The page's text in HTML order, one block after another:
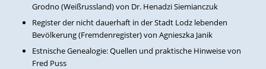
Grodno (Weißrussland) von Dr. Henadzi Siemianczuk
Register der nicht dauerhaft in der Stadt Lodz lebenden
Bevölkerung (Fremdenregister) von Agnieszka Janik
Estnische Genealogie: Quellen und praktische Hinweise von
Fred Puss